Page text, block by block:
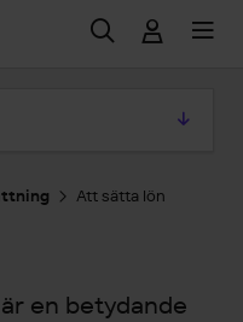
Att sätta lön
en betydande